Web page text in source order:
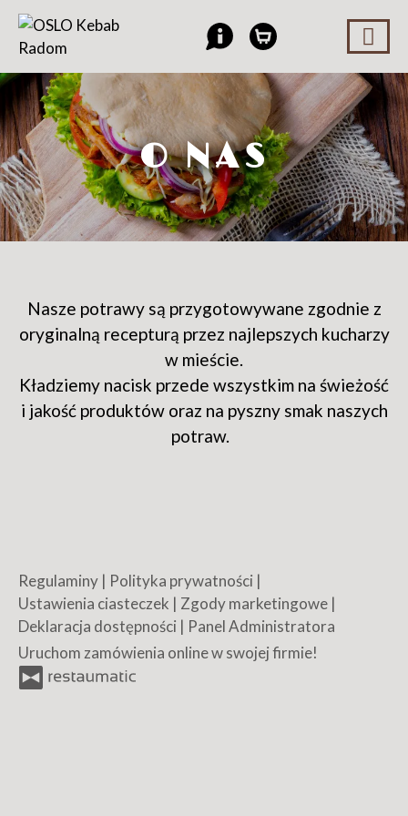
O NAS
Nasze potrawy są przygotowywane zgodnie z
oryginalną recepturą przez najlepszych kucharzy
w mieście.
Kładziemy nacisk przede wszystkim na świeżość
i jakość produktów oraz na pyszny smak naszych
potraw.
Regulaminy | Polityka prywatności |
Ustawienia ciasteczek | Zgody marketingowe |
Deklaracja dostępności | Panel Administratora
Uruchom zamówienia online w swojej firmie!